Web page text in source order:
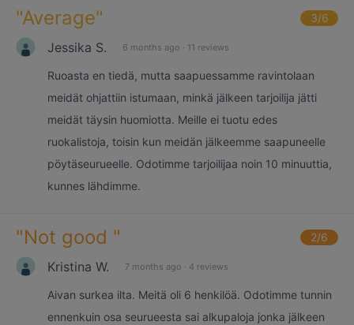
"Average" 3/6
Jessika S. 6 months ago · 11 reviews
Ruoasta en tiedä, mutta saapuessamme ravintolaan
meidät ohjattiin istumaan, minkä jälkeen tarjoilija jätti
meidät täysin huomiotta. Meille ei tuotu edes
ruokalistoja, toisin kun meidän jälkeemme saapuneelle
pöytäseurueelle. Odotimme tarjoilijaa noin 10 minuuttia,
kunnes lähdimme.
"Not good " 2/6
Kristina W. 7 months ago · 4 reviews
Aivan surkea ilta. Meitä oli 6 henkilöä. Odotimme tunnin
ennenkuin osa seurueesta sai alkupaloja jonka jälkeen